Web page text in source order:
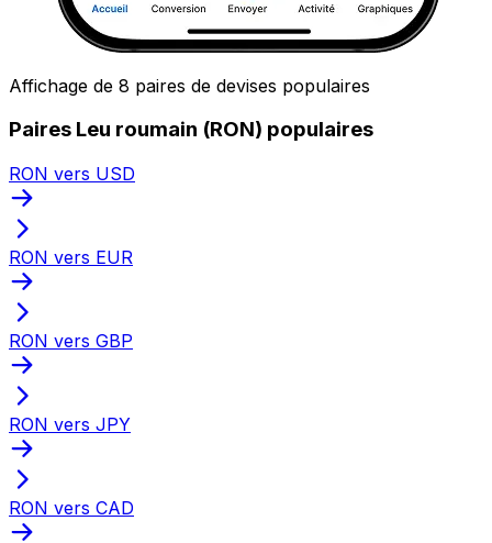
Affichage de 8 paires de devises populaires
Paires Leu roumain (RON) populaires
RON vers USD
RON vers EUR
RON vers GBP
RON vers JPY
RON vers CAD